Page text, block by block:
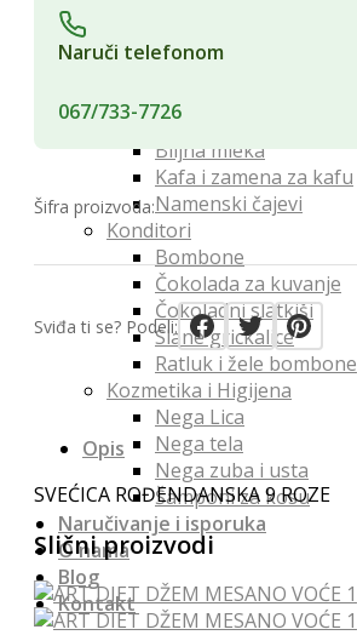
Zdravi Napici
Čajevi
Biljna mleka
Kafa i zamena za kafu
Namenski čajevi
Konditori
Bombone
Čokolada za kuvanje
Čokoladni slatkiši
Slane grickalice
Ratluk i žele bombone
Kozmetika i Higijena
Nega Lica
Nega tela
Nega zuba i usta
Šamponi za kosu
Naručivanje i isporuka
O nama
Blog
Kontakt
Naruči telefonom
067/733-7726
Šifra proizvoda:
Sviđa ti se? Podeli:
Opis
SVEĆICA ROĐENDANSKA 9 ROZE
Slični proizvodi